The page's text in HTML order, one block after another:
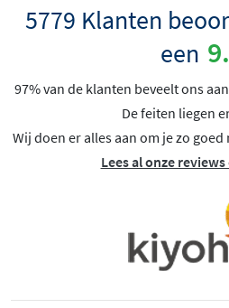
5779 Klanten
een
97% van de klanten beveelt ons
De feiten liegen
Wij doen er alles aan om je zo
Lees al onze